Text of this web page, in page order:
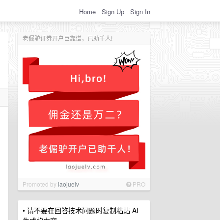
Home Sign Up Sign In
老倔驴证券开户巨靠谱，已助千人!
Promoted bylaojuelv PRO
• 请不要在回答技术问题时复制粘贴 AI